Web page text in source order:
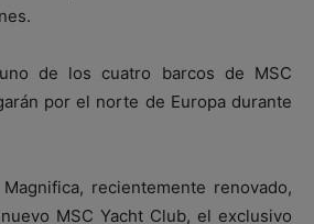
de los cuatro barcos de MSC
por el norte de Europa durante
recientemente renovado,
MSC Yacht Club, el exclusivo